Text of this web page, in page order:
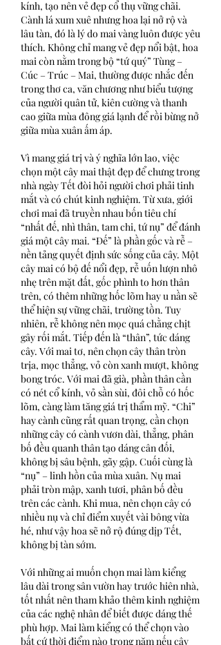
kính, tạo nên vẻ đẹp cổ thụ vững chãi.
Cành lá xum xuê nhưng hoa lại nở rộ và
lâu tàn, đó là lý do mai vàng luôn được yêu
thích. Không chỉ mang vẻ đẹp nổi bật, hoa
mai còn nằm trong bộ “tứ quý” Tùng –
Cúc – Trúc – Mai, thường được nhắc đến
trong thơ ca, văn chương như biểu tượng
của người quân tử, kiên cường và thanh
cao giữa mùa đông giá lạnh để rồi bừng nở
giữa mùa xuân ấm áp.
Vì mang giá trị và ý nghĩa lớn lao, việc
chọn một cây mai thật đẹp để chưng trong
nhà ngày Tết đòi hỏi người chơi phải tinh
mắt và có chút kinh nghiệm. Từ xưa, giới
chơi mai đã truyền nhau bốn tiêu chí
“nhất đế, nhì thân, tam chi, tứ nụ” để đánh
giá một cây mai. “Đế” là phần gốc và rễ –
nền tảng quyết định sức sống của cây. Một
cây mai có bộ đế nổi đẹp, rễ uốn lượn nhô
nhẹ trên mặt đất, gốc phình to hơn thân
trên, có thêm những hốc lõm hay u nần sẽ
thể hiện sự vững chãi, trường tồn. Tuy
nhiên, rễ không nên mọc quá chằng chịt
gây rối mắt. Tiếp đến là “thân”, tức dáng
cây. Với mai tơ, nên chọn cây thân tròn
trịa, mọc thẳng, vỏ còn xanh mượt, không
bong tróc. Với mai đã già, phần thân cần
có nét cổ kính, vỏ sần sùi, đôi chỗ có hốc
lõm, càng làm tăng giá trị thẩm mỹ. “Chi”
hay cành cũng rất quan trọng, cần chọn
những cây có cành vươn dài, thẳng, phân
bố đều quanh thân tạo dáng cân đối,
không bị sâu bệnh, gãy gập. Cuối cùng là
“nụ” – linh hồn của mùa xuân. Nụ mai
phải tròn mập, xanh tươi, phân bố đều
trên các cành. Khi mua, nên chọn cây có
nhiều nụ và chỉ điểm xuyết vài bông vừa
hé, như vậy hoa sẽ nở rộ đúng dịp Tết,
không bị tàn sớm.
Với những ai muốn chọn mai làm kiểng
lâu dài trong sân vườn hay trước hiên nhà,
tốt nhất nên tham khảo thêm kinh nghiệm
của các nghệ nhân để biết được dáng thế
phù hợp. Mai làm kiểng có thể chọn vào
bất cứ thời điểm nào trong năm nếu cây